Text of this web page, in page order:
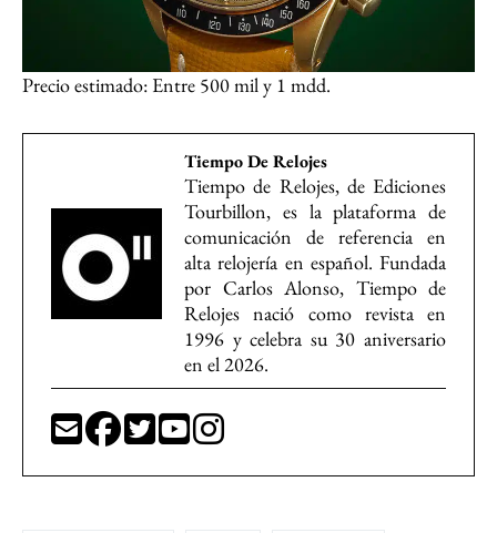
Precio estimado: Entre 500 mil y 1 mdd.
Tiempo De Relojes
Tiempo de Relojes, de Ediciones
Tourbillon, es la plataforma de
comunicación de referencia en
alta relojería en español. Fundada
por Carlos Alonso, Tiempo de
Relojes nació como revista en
1996 y celebra su 30 aniversario
en el 2026.